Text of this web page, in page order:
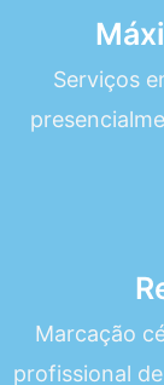
Serviços
Marcação
profissional